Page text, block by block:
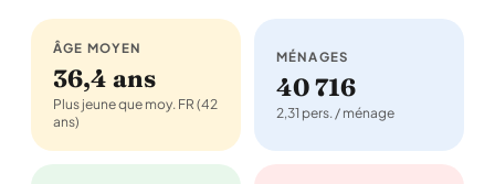
ÂGE MOYEN
36,4 ans
Plus jeune que moy. FR (42
ans)
MÉNAGES
40 716
2,31 pers. / ménage